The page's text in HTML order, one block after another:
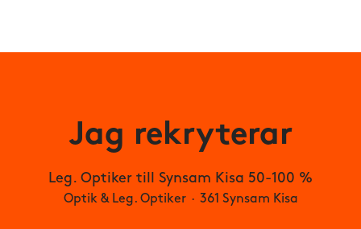
Jag rekryterar
Leg. Optiker till Synsam Kisa 50-100 %
Optik & Leg. Optiker · 361 Synsam Kisa